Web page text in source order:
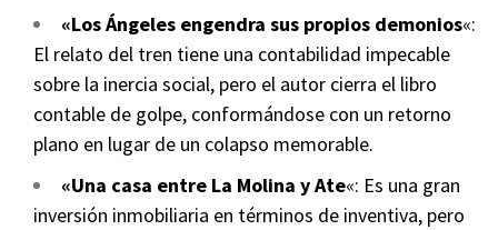
«Los Ángeles engendra sus propios demonios«:
El relato del tren tiene una contabilidad impecable
sobre la inercia social, pero el autor cierra el libro
contable de golpe, conformándose con un retorno
plano en lugar de un colapso memorable.
«Una casa entre La Molina y Ate«: Es una gran
inversión inmobiliaria en términos de inventiva, pero